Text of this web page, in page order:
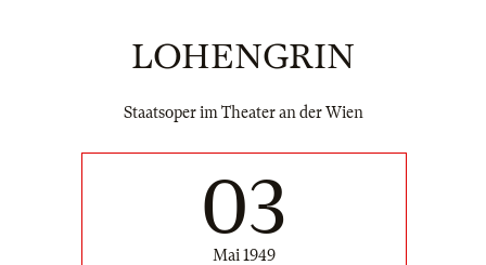
LOHENGRIN
Staatsoper im Theater an der Wien
03
Mai 1949